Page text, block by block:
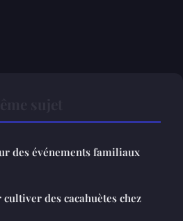
des événements familiaux
des cacahuètes chez